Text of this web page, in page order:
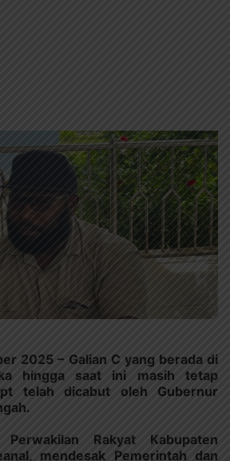
2025 – Galian C yang berada di
hingga saat ini masih tetap
telah dicabut oleh Gubernur
Rakyat Kabupaten
mendesak Pemerintah dan